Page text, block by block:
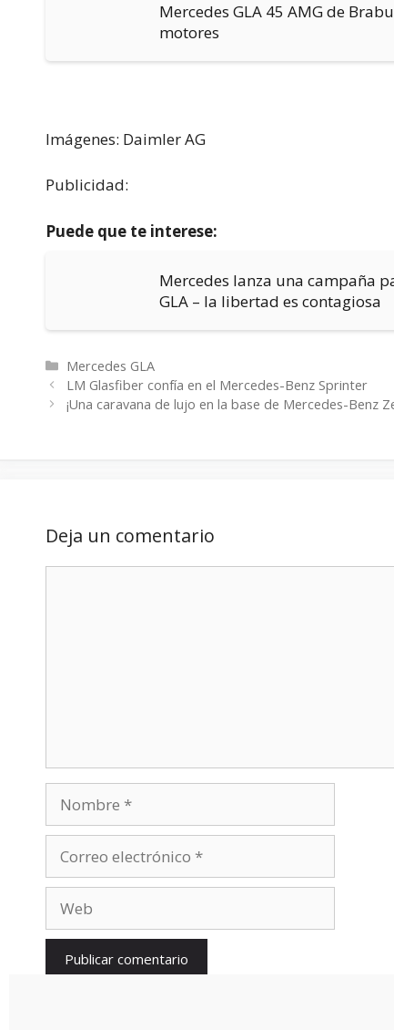
Mercedes GLA 45 AMG de
motores
Imágenes: Daimler AG
Publicidad:
Puede que te interese:
Mercedes lanza una campaña
GLA – la libertad es contagiosa
Categorías
Mercedes GLA
LM Glasfiber confía en el Mercedes-Benz Sprinter
¡Una caravana de lujo en la base de Mercedes-Benz
Deja un comentario
electrónico